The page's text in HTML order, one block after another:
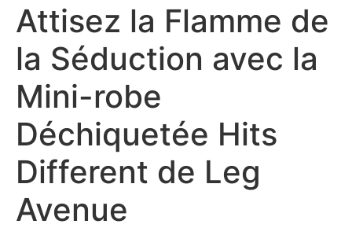
Attisez la Flamme de
la Séduction avec la
Mini-robe
Déchiquetée Hits
Different de Leg
Avenue